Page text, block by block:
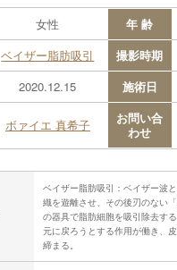
女性 年 齢
ベイザー脂肪吸引 撮影時期
2020.12.15 施術日
ボァイエ 真希子
お問い合
わせ
ベイザー脂肪吸引：ベイザー波
織を遊離させ、その後刃のない
の器具で脂肪細胞を吸引除去す
元に戻ろうとする作用が働き、
締まる。